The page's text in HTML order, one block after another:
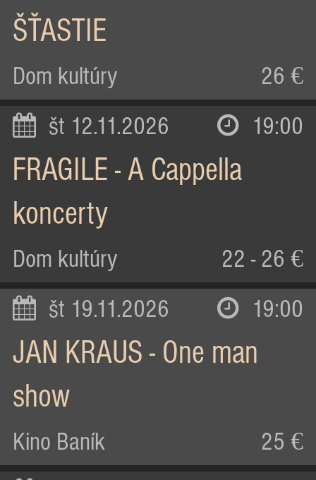
ŠŤASTIE
Dom kultúry 26 €
št 12.11.2026 19:00
FRAGILE - A Cappella
koncerty
Dom kultúry 22 - 26 €
št 19.11.2026 19:00
JAN KRAUS - One man
show
Kino Baník 25 €